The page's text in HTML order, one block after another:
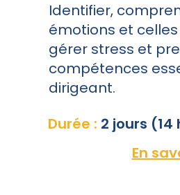
Identifier,
émotions et
gérer stress et
compétences
dirigeant.
Durée : 2 jours (14
En